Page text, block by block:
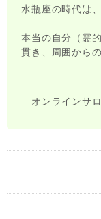
水瓶座の時代は
本当の自分（霊
貫き、周囲から
オンラインサ